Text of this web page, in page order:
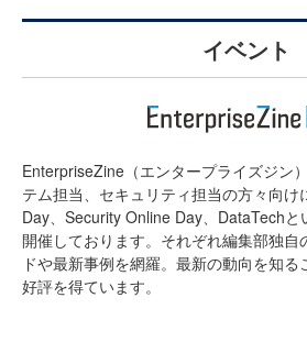
イベント
EnterpriseZine（エンタープライズジン
テム担当、セキュリティ担当の方々向
Day、Security Online Day、DataTechと
開催しております。それぞれ編集部独自
ドや最新事例を網羅。最新の動向を知る
好評を得ています。